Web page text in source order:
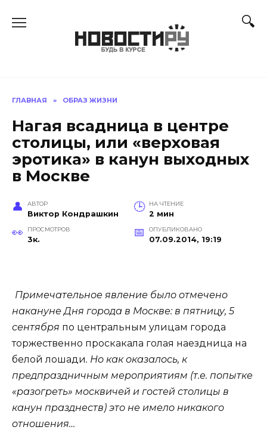
ГЛАВНАЯ » ОБРАЗ ЖИЗНИ
Нагая всадница в центре
столицы, или «верховая
эротика» в канун выходных
в Москве
АВТОР
Виктор Кондрашкин
НА ЧТЕНИЕ
2 мин
ПРОСМОТРОВ
3к.
ОПУБЛИКОВАНО
07.09.2014, 19:19
Примечательное явление было отмечено
накануне Дня города в Москве: в пятницу, 5
сентября по центральным улицам города
торжественно проскакала голая наездница на
белой лошади. Но как оказалось, к
предпраздничным мероприятиям (т.е. попытке
«разогреть» москвичей и гостей столицы в
канун празднеств) это не имело никакого
отношения…